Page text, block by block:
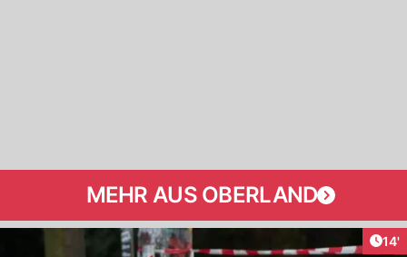
MEHR AUS OBERLAND
14'